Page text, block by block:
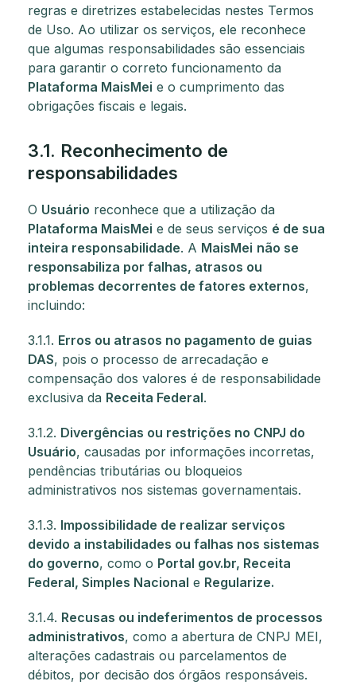
regras e diretrizes estabelecidas nestes Termos
de Uso. Ao utilizar os serviços, ele reconhece
que algumas responsabilidades são essenciais
para garantir o correto funcionamento da
Plataforma MaisMei e o cumprimento das
obrigações fiscais e legais.
3.1. Reconhecimento de
responsabilidades
O Usuário reconhece que a utilização da
Plataforma MaisMei e de seus serviços é de sua
inteira responsabilidade. A MaisMei não se
responsabiliza por falhas, atrasos ou
problemas decorrentes de fatores externos,
incluindo:
3.1.1. Erros ou atrasos no pagamento de guias
DAS, pois o processo de arrecadação e
compensação dos valores é de responsabilidade
exclusiva da Receita Federal.
3.1.2. Divergências ou restrições no CNPJ do
Usuário, causadas por informações incorretas,
pendências tributárias ou bloqueios
administrativos nos sistemas governamentais.
3.1.3. Impossibilidade de realizar serviços
devido a instabilidades ou falhas nos sistemas
do governo, como o Portal gov.br, Receita
Federal, Simples Nacional e Regularize.
3.1.4. Recusas ou indeferimentos de processos
administrativos, como a abertura de CNPJ MEI,
alterações cadastrais ou parcelamentos de
débitos, por decisão dos órgãos responsáveis.